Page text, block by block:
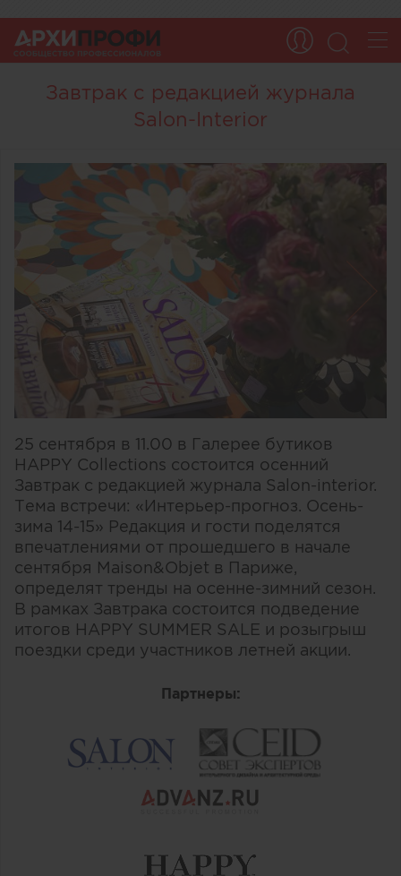
Завтрак с редакцией журнала
Salon-Interior
25 сентября в 11.00 в Галерее бутиков
HAPPY Collections состоится осенний
Завтрак с редакцией журнала Salon-interior.
Тема встречи: «Интерьер-прогноз. Осень-
зима 14-15» Редакция и гости поделятся
впечатлениями от прошедшего в начале
сентября Maison&Objet в Париже,
определят тренды на осенне-зимний сезон.
В рамках Завтрака состоится подведение
итогов HAPPY SUMMER SALE и розыгрыш
поездки среди участников летней акции.
Партнеры: